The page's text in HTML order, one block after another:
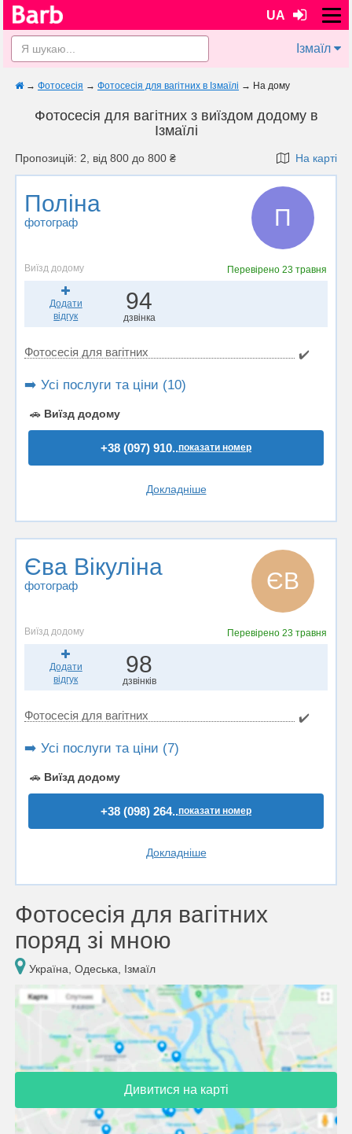
UA
Ізмаїл
→ Фотосесія → Фотосесія для вагітних в Ізмаїлі → На дому
Фотосесія для вагітних з виїздом додому в
Ізмаїлі
Пропозицій: 2, від 800 до 800 ₴ На карті
Поліна
фотограф П
Виїзд додому Перевірено23 травня
Додати
відгук
94
дзвінка
Фотосесія для вагітних ✔️
➡️ Усі послуги та ціни (10)
🚗 Виїзд додому
+38 (097) 910..показати номер
Докладніше
Єва Вікуліна
фотограф ЄВ
Виїзд додому Перевірено23 травня
Додати
відгук
98
дзвінків
Фотосесія для вагітних ✔️
➡️ Усі послуги та ціни (7)
🚗 Виїзд додому
+38 (098) 264..показати номер
Докладніше
Фотосесія для вагітних
поряд зі мною
Україна, Одеська, Ізмаїл
Дивитися на карті